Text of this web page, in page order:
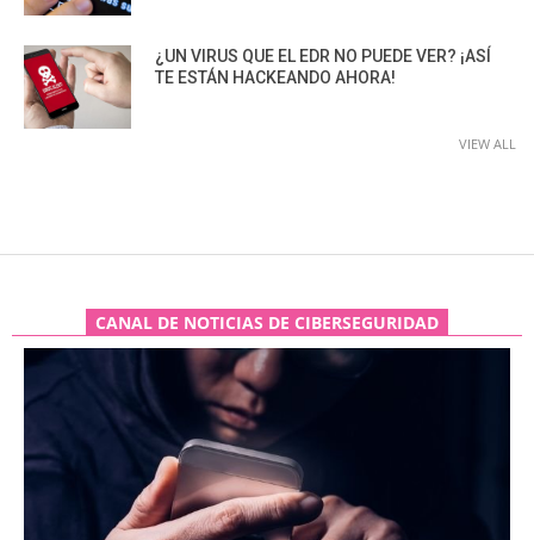
¿UN VIRUS QUE EL EDR NO PUEDE VER? ¡ASÍ
TE ESTÁN HACKEANDO AHORA!
VIEW ALL
CANAL DE NOTICIAS DE CIBERSEGURIDAD